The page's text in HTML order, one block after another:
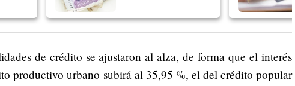
de crédito se ajustaron al alza, de forma que el interés
productivo urbano subirá al 35,95 %, el del crédito popular